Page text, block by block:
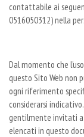
contattabile ai
0516050312) nella
Dal momento che
questo Sito Web non
ogni riferimento
considerarsi
gentilmente invitati a
elencati in questo